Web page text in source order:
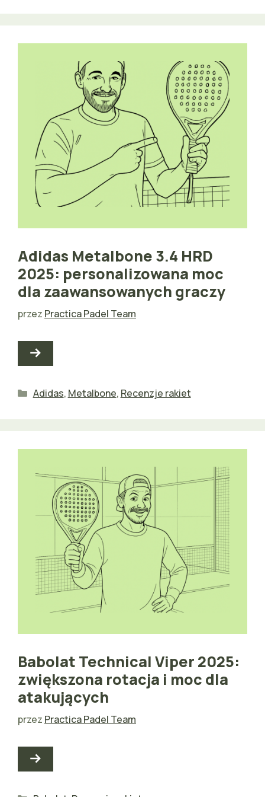
Adidas Metalbone 3.4 HRD
2025: personalizowana moc
dla zaawansowanych graczy
przez Practica Padel Team
Kategorie
Adidas, Metalbone, Recenzje rakiet
Babolat Technical Viper 2025:
zwiększona rotacja i moc dla
atakujących
przez Practica Padel Team